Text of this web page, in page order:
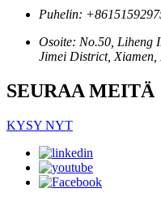
Puhelin:
Osoite: No.50, Liheng
Jimei District, Xiamen,
SEURAA MEITÄ
KYSY NYT